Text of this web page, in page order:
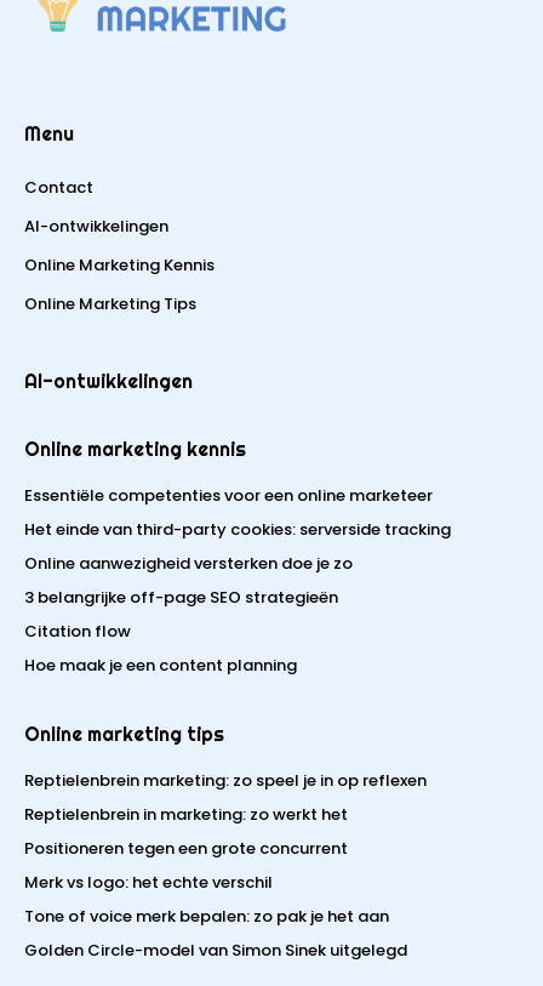
Menu
Contact
AI-ontwikkelingen
Online Marketing Kennis
Online Marketing Tips
AI-ontwikkelingen
Online marketing kennis
Essentiële competenties voor een online marketeer
Het einde van third-party cookies: serverside tracking
Online aanwezigheid versterken doe je zo
3 belangrijke off-page SEO strategieën
Citation flow
Hoe maak je een content planning
Online marketing tips
Reptielenbrein marketing: zo speel je in op reflexen
Reptielenbrein in marketing: zo werkt het
Positioneren tegen een grote concurrent
Merk vs logo: het echte verschil
Tone of voice merk bepalen: zo pak je het aan
Golden Circle-model van Simon Sinek uitgelegd